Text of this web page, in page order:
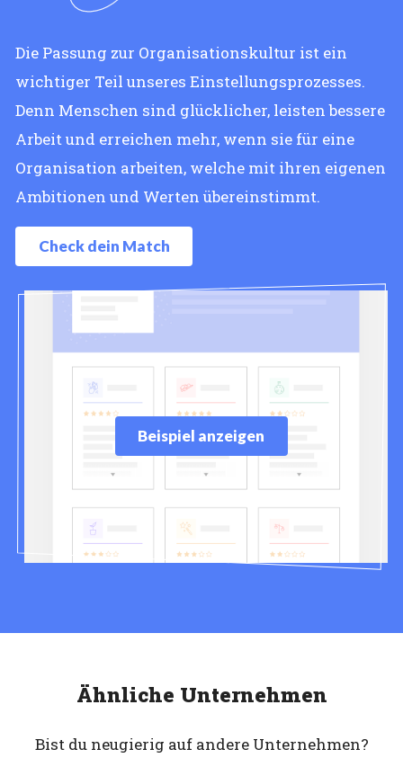
Die Passung zur Organisationskultur ist ein
wichtiger Teil unseres Einstellungsprozesses.
Denn Menschen sind glücklicher, leisten bessere
Arbeit und erreichen mehr, wenn sie für eine
Organisation arbeiten, welche mit ihren eigenen
Ambitionen und Werten übereinstimmt.
Check dein Match
Beispiel anzeigen
Ähnliche Unternehmen
Bist du neugierig auf andere Unternehmen?